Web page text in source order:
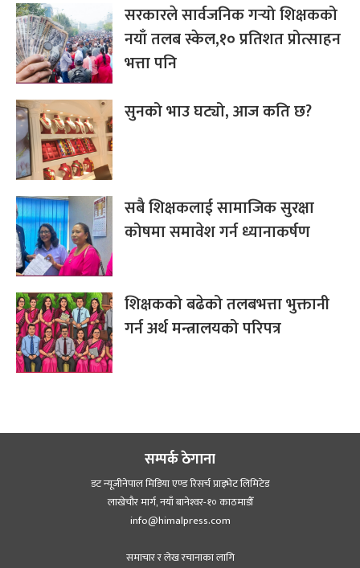
सरकारले सार्वजनिक गर्‍यो शिक्षकको
नयाँ तलब स्केल,१० प्रतिशत प्रोत्साहन
भत्ता पनि
सुनको भाउ घट्यो, आज कति छ?
सबै शिक्षकलाई सामाजिक सुरक्षा
कोषमा समावेश गर्न ध्यानाकर्षण
शिक्षकको बढेको तलबभत्ता भुक्तानी
गर्न अर्थ मन्त्रालयको परिपत्र
सम्पर्क ठेगाना
डट न्यूजीनेपाल मिडिया एण्ड रिसर्च प्राइभेट लिमिटेड
लाखेचौर मार्ग, नयाँ बानेश्‍वर-१० काठमाडौँ
info@himalpress.com
समाचार र लेख रचानाका लागि